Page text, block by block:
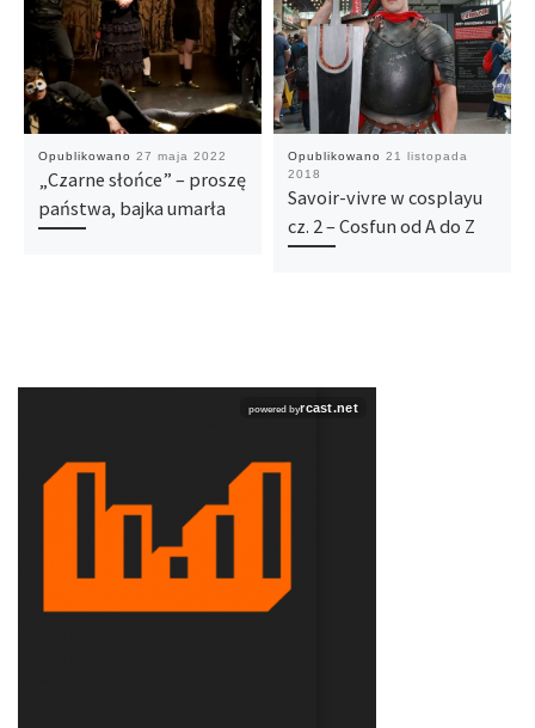
Opublikowano 27 maja 2022
„Czarne słońce” – proszę
państwa, bajka umarła
Opublikowano 21 listopada
2018
Savoir-vivre w cosplayu
cz. 2 – Cosfun od A do Z